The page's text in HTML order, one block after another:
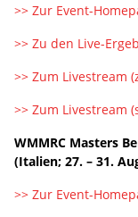
>> Zur Event-
>> Zu den Live-
>> Zum Livestream
>> Zum Livestream
WMMRC Masters
(Italien; 27. – 31.
>> Zur Event-